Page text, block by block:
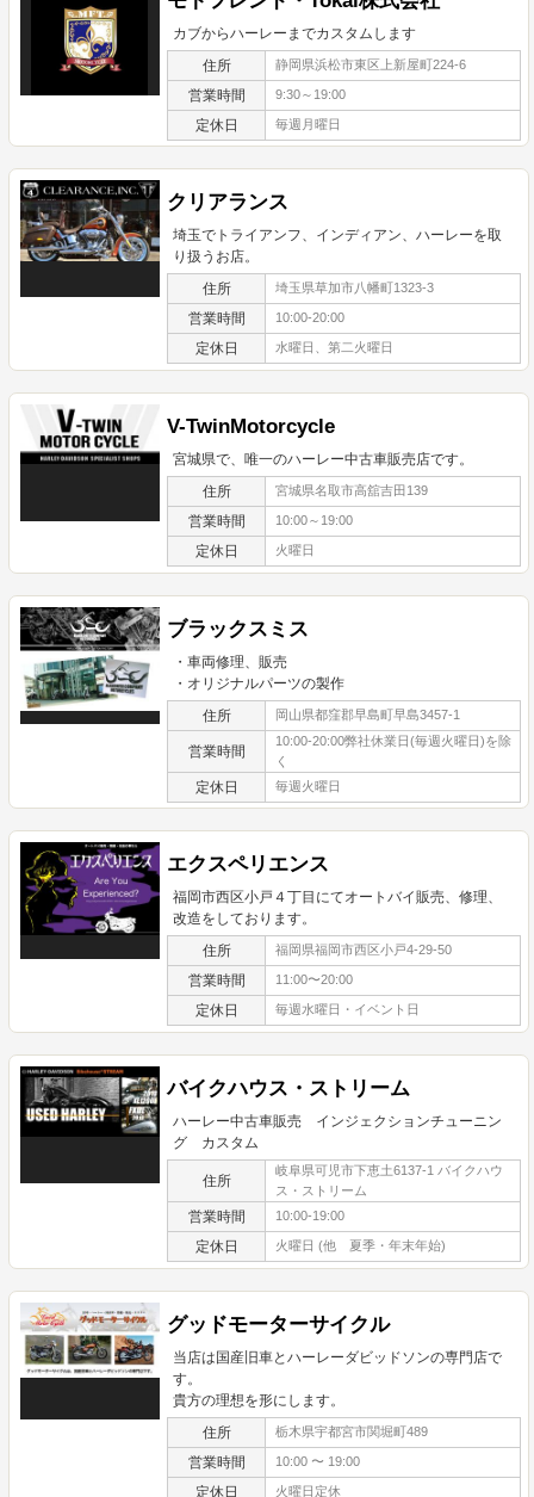
カブからハーレーまでカスタムします
住所 静岡県浜松市東区上新屋町224-6
営業時間 9:30～19:00
定休日 毎週月曜日
クリアランス
埼玉でトライアンフ、インディアン、ハーレーを取
り扱うお店。
住所 埼玉県草加市八幡町1323-3
営業時間 10:00-20:00
定休日 水曜日、第二火曜日
V-TwinMotorcycle
宮城県で、唯一のハーレー中古車販売店です。
住所 宮城県名取市高舘吉田139
営業時間 10:00～19:00
定休日 火曜日
ブラックスミス
・車両修理、販売
・オリジナルパーツの製作
住所 岡山県都窪郡早島町早島3457-1
営業時間
10:00-20:00弊社休業日(毎週火曜日)を除
く
定休日 毎週火曜日
エクスペリエンス
福岡市西区小戸４丁目にてオートバイ販売、修理、
改造をしております。
住所 福岡県福岡市西区小戸4-29-50
営業時間 11:00〜20:00
定休日 毎週水曜日・イベント日
バイクハウス・ストリーム
ハーレー中古車販売 インジェクションチューニン
グ カスタム
住所
岐阜県可児市下恵土6137-1 バイクハウ
ス・ストリーム
営業時間 10:00-19:00
定休日 火曜日 (他 夏季・年末年始)
グッドモーターサイクル
当店は国産旧車とハーレーダビッドソンの専門店で
す。
貴方の理想を形にします。
住所 栃木県宇都宮市関堀町489
営業時間 10:00 〜 19:00
定休日 火曜日定休